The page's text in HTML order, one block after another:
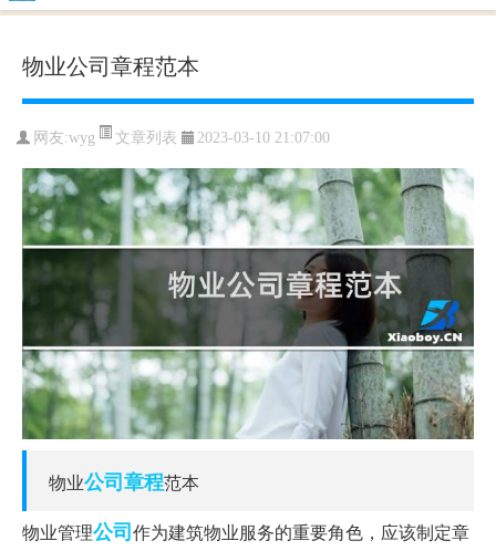
物业公司章程范本
网友:wyg 文章列表 2023-03-10 21:07:00
物业公司章程范本
物业管理公司作为建筑物业服务的重要角色，应该制定章